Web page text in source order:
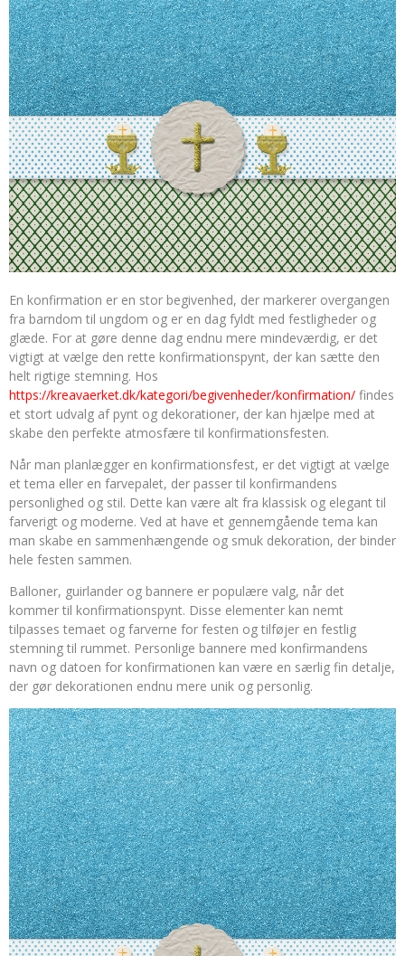
En konfirmation er en stor begivenhed, der markerer overgangen
fra barndom til ungdom og er en dag fyldt med festligheder og
glæde. For at gøre denne dag endnu mere mindeværdig, er det
vigtigt at vælge den rette konfirmationspynt, der kan sætte den
helt rigtige stemning. Hos
https://kreavaerket.dk/kategori/begivenheder/konfirmation/ findes
et stort udvalg af pynt og dekorationer, der kan hjælpe med at
skabe den perfekte atmosfære til konfirmationsfesten.
Når man planlægger en konfirmationsfest, er det vigtigt at vælge
et tema eller en farvepalet, der passer til konfirmandens
personlighed og stil. Dette kan være alt fra klassisk og elegant til
farverigt og moderne. Ved at have et gennemgående tema kan
man skabe en sammenhængende og smuk dekoration, der binder
hele festen sammen.
Balloner, guirlander og bannere er populære valg, når det
kommer til konfirmationspynt. Disse elementer kan nemt
tilpasses temaet og farverne for festen og tilføjer en festlig
stemning til rummet. Personlige bannere med konfirmandens
navn og datoen for konfirmationen kan være en særlig fin detalje,
der gør dekorationen endnu mere unik og personlig.